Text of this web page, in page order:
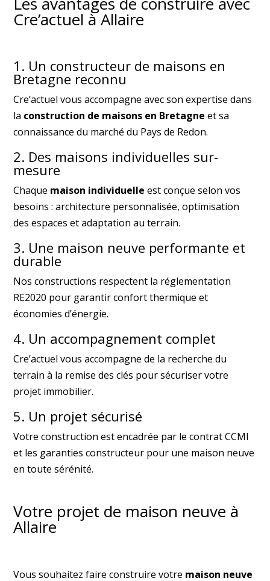
Cre’actuel à Allaire
1. Un constructeur de maisons en
Bretagne reconnu
Cre’actuel vous accompagne avec son expertise dans
la construction de maisons en Bretagne et sa
connaissance du marché du Pays de Redon.
2. Des maisons individuelles sur-
mesure
Chaque maison individuelle est conçue selon vos
besoins : architecture personnalisée, optimisation
des espaces et adaptation au terrain.
3. Une maison neuve performante et
durable
Nos constructions respectent la réglementation
RE2020 pour garantir confort thermique et
économies d’énergie.
4. Un accompagnement complet
Cre’actuel vous accompagne de la recherche du
terrain à la remise des clés pour sécuriser votre
projet immobilier.
5. Un projet sécurisé
Votre construction est encadrée par le contrat CCMI
et les garanties constructeur pour une maison neuve
en toute sérénité.
Votre projet de maison neuve à
Allaire
Vous souhaitez faire construire votre maison neuve